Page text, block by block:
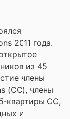
2011 года.
из 45
члены
(СС), члены
квартиры СС,
и